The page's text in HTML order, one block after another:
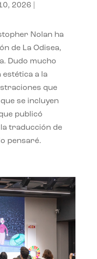
2026
Nolan ha
de La Odisea,
Dudo mucho
estética a la
que
se incluyen
publicó
traducción de
pensaré.